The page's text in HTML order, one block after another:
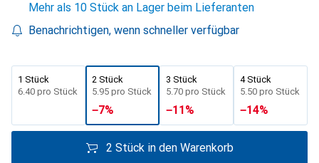
Mehr als 10 Stück an Lager beim Lieferanten
Benachrichtigen, wenn schneller verfügbar
1 Stück
CHF
6.40 pro Stück
2 Stück
CHF
5.95 pro Stück
−7%
3 Stück
CHF
5.70 pro Stück
−11%
4 Stück
CHF
5.50 pro Stück
−14%
2 Stück in den Warenkorb